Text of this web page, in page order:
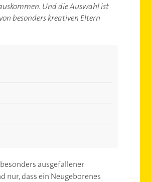
Und die Auswahl ist
besonders kreativen Eltern
ausgefallener
nur, dass ein Neugeborenes